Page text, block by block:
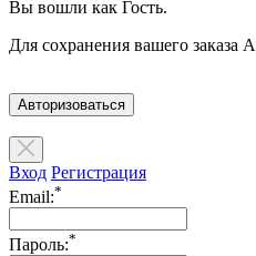
Вы вошли как Гость.
Для сохранения вашего заказа
Авторизоваться
Вход Регистрация
Email:*
Пароль:*